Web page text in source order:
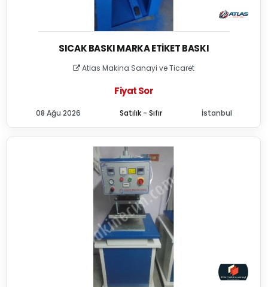
SICAK BASKI MARKA ETIKET BASKI
Atlas Makina Sanayi ve Ticaret
Fiyat Sor
Satılık - Sıfır
08 Ağu 2026 İstanbul